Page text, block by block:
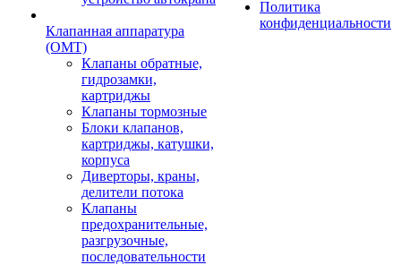
Клапанная аппаратура
(OMT)
Клапаны обратные,
гидрозамки,
картриджы
Клапаны тормозные
Блоки клапанов,
картриджы, катушки,
корпуса
Диверторы, краны,
делители потока
Клапаны
предохранительные,
разгрузочные,
последовательности
Политика
конфиденциальности